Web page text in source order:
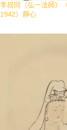
李叔同（弘一法師）
1942）靜心